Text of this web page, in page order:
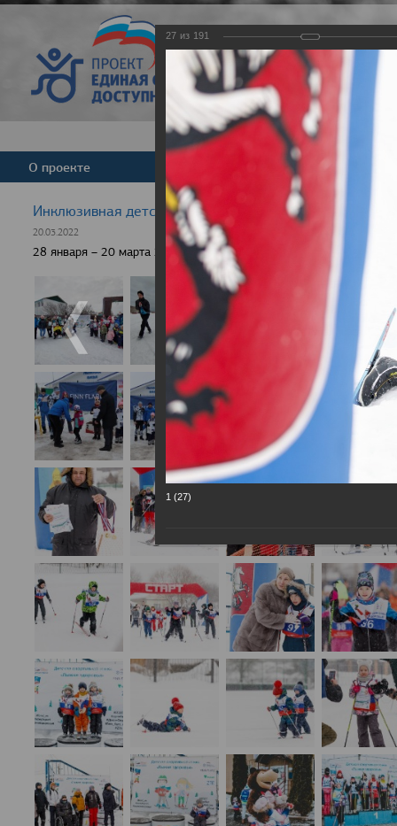
Версия для
О проекте Новости
Инклюзивная детская гонка "Лыжня здоровья" 2022
20.03.2022
28 января – 20 марта 2022 г., 10 населенных пунктов России,
27 из 191
1 (27)